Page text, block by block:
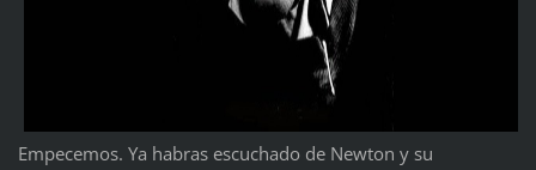
Empecemos. Ya habras escuchado de Newton y su